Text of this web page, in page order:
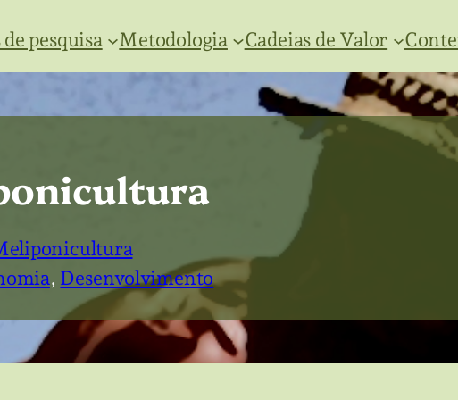
pesquisa Metodologia Cadeias de Valor
, Desenvolvimento